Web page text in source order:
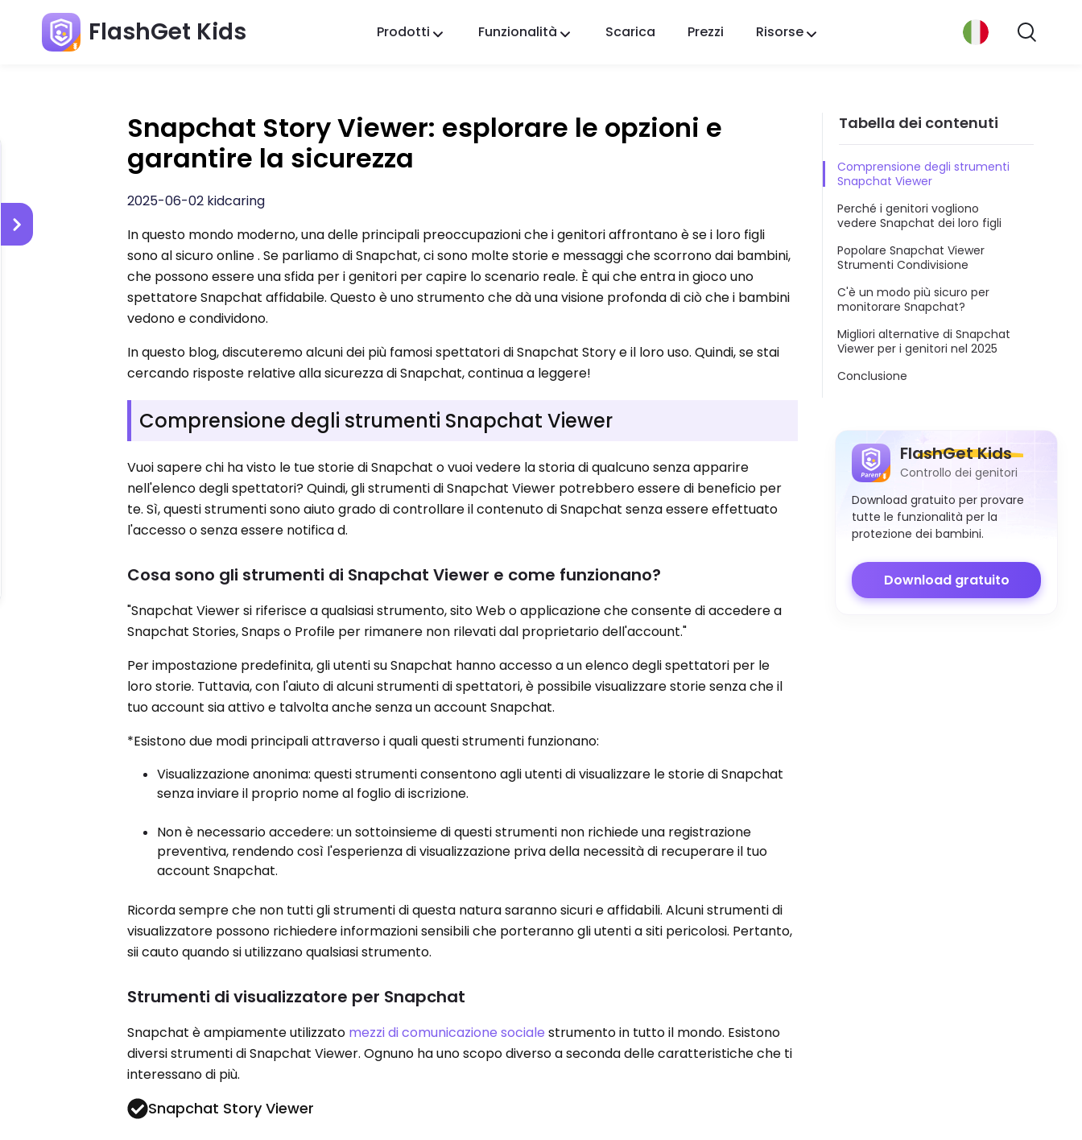
FlashGet Kids Prodotti
FlashGet Finder
Funzionalità Scarica Prezzi Risorse
Snapchat Story Viewer: esplorare le opzioni e
garantire la sicurezza
2025-06-02 kidcaring
In questo mondo moderno, una delle principali preoccupazioni che i genitori affrontano è se i loro figli
sono al sicuro online . Se parliamo di Snapchat, ci sono molte storie e messaggi che scorrono dai bambini,
che possono essere una sfida per i genitori per capire lo scenario reale. È qui che entra in gioco uno
spettatore Snapchat affidabile. Questo è uno strumento che dà una visione profonda di ciò che i bambini
vedono e condividono.
In questo blog, discuteremo alcuni dei più famosi spettatori di Snapchat Story e il loro uso. Quindi, se stai
cercando risposte relative alla sicurezza di Snapchat, continua a leggere!
Comprensione degli strumenti Snapchat Viewer
Vuoi sapere chi ha visto le tue storie di Snapchat o vuoi vedere la storia di qualcuno senza apparire
nell'elenco degli spettatori? Quindi, gli strumenti di Snapchat Viewer potrebbero essere di beneficio per
te. Sì, questi strumenti sono aiuto grado di controllare il contenuto di Snapchat senza essere effettuato
l'accesso o senza essere notifica d.
Cosa sono gli strumenti di Snapchat Viewer e come funzionano?
"Snapchat Viewer si riferisce a qualsiasi strumento, sito Web o applicazione che consente di accedere a
Snapchat Stories, Snaps o Profile per rimanere non rilevati dal proprietario dell'account."
Per impostazione predefinita, gli utenti su Snapchat hanno accesso a un elenco degli spettatori per le
loro storie. Tuttavia, con l'aiuto di alcuni strumenti di spettatori, è possibile visualizzare storie senza che il
tuo account sia attivo e talvolta anche senza un account Snapchat.
*Esistono due modi principali attraverso i quali questi strumenti funzionano:
Visualizzazione anonima: questi strumenti consentono agli utenti di visualizzare le storie di Snapchat
senza inviare il proprio nome al foglio di iscrizione.
Non è necessario accedere: un sottoinsieme di questi strumenti non richiede una registrazione
preventiva, rendendo così l'esperienza di visualizzazione priva della necessità di recuperare il tuo
account Snapchat.
Ricorda sempre che non tutti gli strumenti di questa natura saranno sicuri e affidabili. Alcuni strumenti di
visualizzatore possono richiedere informazioni sensibili che porteranno gli utenti a siti pericolosi. Pertanto,
sii cauto quando si utilizzano qualsiasi strumento.
Strumenti di visualizzatore per Snapchat
Snapchat è ampiamente utilizzato mezzi di comunicazione sociale strumento in tutto il mondo. Esistono
diversi strumenti di Snapchat Viewer. Ognuno ha uno scopo diverso a seconda delle caratteristiche che ti
interessano di più.
Snapchat Story Viewer
Tabella dei contenuti
Comprensione degli strumenti
Snapchat Viewer
Perché i genitori vogliono
vedere Snapchat dei loro figli
Popolare Snapchat Viewer
Strumenti Condivisione
C'è un modo più sicuro per
monitorare Snapchat?
Migliori alternative di Snapchat
Viewer per i genitori nel 2025
Conclusione
FlashGet Kids
Controllo dei genitori
Download gratuito per provare
tutte le funzionalità per la
protezione dei bambini.
Download gratuito